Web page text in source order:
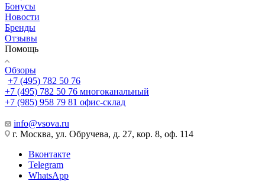
Бонусы
Новости
Бренды
Отзывы
Помощь
Обзоры
+7 (495) 782 50 76
+7 (495) 782 50 76 многоканальный
+7 (985) 958 79 81 офис-склад
info@vsova.ru
г. Москва, ул. Обручева, д. 27, кор. 8, оф. 114
Вконтакте
Telegram
WhatsApp